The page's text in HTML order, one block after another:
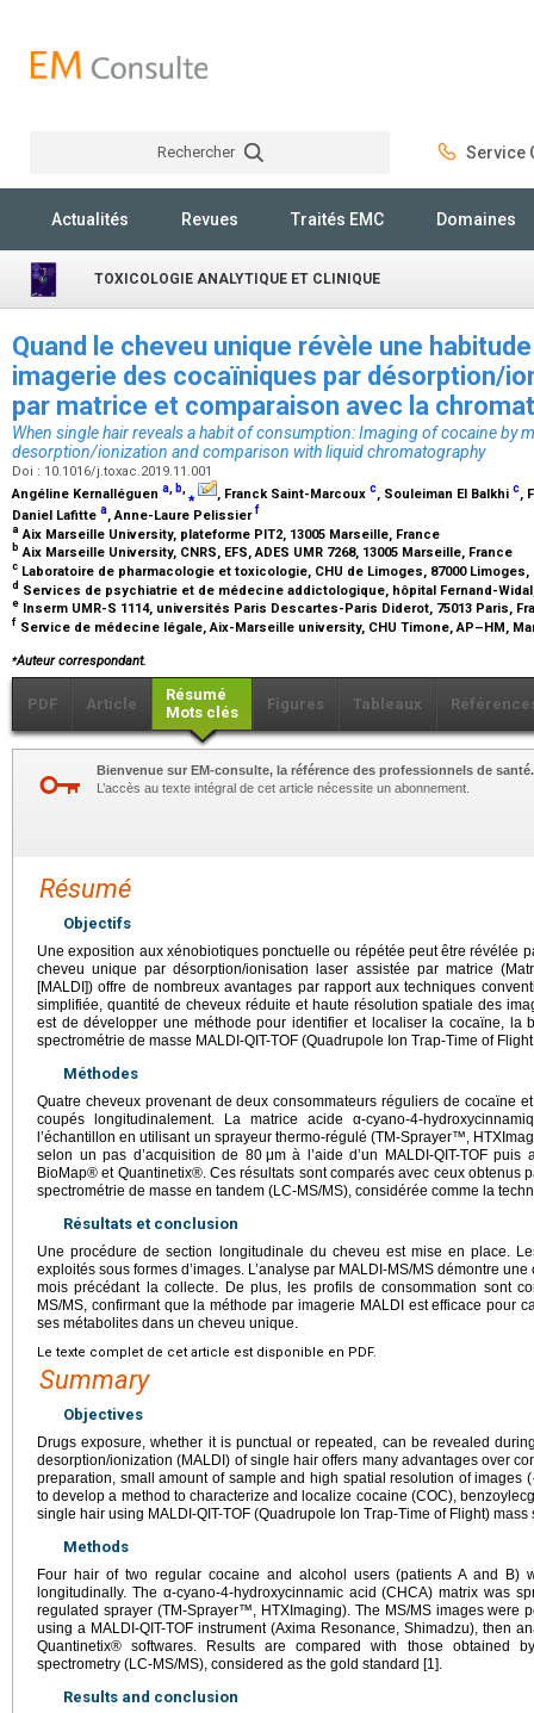
Rechercher Service
Actualités Revues Traités EMC Domaines
TOXICOLOGIE ANALYTIQUE ET CLINIQUE
Quand le cheveu unique révèle une
imagerie des cocaïniques par désorption/
par matrice et comparaison avec la
When single hair reveals a habit of consumption: Imaging of cocaine by
desorption/ionization and comparison with liquid chromatography
Doi : 10.1016/j.toxac.2019.11.001
Angéline Kernalléguen a, b,⁎ , Franck Saint-Marcoux c, Souleiman El Balkhi c,
Daniel Lafitte a, Anne-Laure Pelissierf
a Aix Marseille University, plateforme PIT2, 13005 Marseille, France
b Aix Marseille University, CNRS, EFS, ADES UMR 7268, 13005 Marseille, France
c Laboratoire de pharmacologie et toxicologie, CHU de Limoges, 87000
d Services de psychiatrie et de médecine addictologique, hôpital Fernand-
e Inserm UMR-S 1114, universités Paris Descartes-Paris Diderot, 75013 Paris,
f Service de médecine légale, Aix-Marseille university, CHU Timone, AP–HM,
⁎Auteur correspondant.
PDF Article
Résumé
Mots clés
Figures Tableaux
Bienvenue sur EM-consulte, la référence des professionnels de santé.
L’accès au texte intégral de cet article nécessite un abonnement.
Résumé
Objectifs
Une exposition aux xénobiotiques ponctuelle ou répétée peut être révélée
cheveu unique par désorption/ionisation laser assistée par matrice
[MALDI]) offre de nombreux avantages par rapport aux techniques
simplifiée, quantité de cheveux réduite et haute résolution spatiale des
est de développer une méthode pour identifier et localiser la cocaïne, la
spectrométrie de masse MALDI-QIT-TOF (Quadrupole Ion Trap-Time of
Méthodes
Quatre cheveux provenant de deux consommateurs réguliers de cocaïne
coupés longitudinalement. La matrice acide α-cyano-4-
l’échantillon en utilisant un sprayeur thermo-régulé (TM-Sprayer™,
selon un pas d’acquisition de 80 μm à l’aide d’un MALDI-QIT-TOF
BioMap® et Quantinetix®. Ces résultats sont comparés avec ceux obtenus
spectrométrie de masse en tandem (LC-MS/MS), considérée comme la
Résultats et conclusion
Une procédure de section longitudinale du cheveu est mise en place.
exploités sous formes d’images. L’analyse par MALDI-MS/MS démontre
mois précédant la collecte. De plus, les profils de consommation sont
MS/MS, confirmant que la méthode par imagerie MALDI est efficace pour
ses métabolites dans un cheveu unique.
Le texte complet de cet article est disponible en PDF.
Summary
Objectives
Drugs exposure, whether it is punctual or repeated, can be revealed
desorption/ionization (MALDI) of single hair offers many advantages over
preparation, small amount of sample and high spatial resolution of images
to develop a method to characterize and localize cocaine (COC),
single hair using MALDI-QIT-TOF (Quadrupole Ion Trap-Time of Flight)
Methods
Four hair of two regular cocaine and alcohol users (patients A and B)
longitudinally. The α-cyano-4-hydroxycinnamic acid (CHCA) matrix was
regulated sprayer (TM-Sprayer™, HTXImaging). The MS/MS images were
using a MALDI-QIT-TOF instrument (Axima Resonance, Shimadzu), then
Quantinetix® softwares. Results are compared with those obtained
spectrometry (LC-MS/MS), considered as the gold standard [1].
Results and conclusion